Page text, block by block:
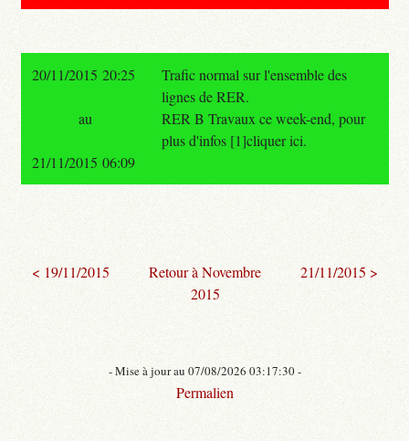
20/11/2015 20:25
Trafic normal sur l'ensemble des
lignes de RER.
RER B Travaux ce week-end, pour
plus d'infos [1]cliquer ici.
au
21/11/2015 06:09
< 19/11/2015
Retour à Novembre
2015
21/11/2015 >
- Mise à jour au 07/08/2026 03:17:30 -
Permalien